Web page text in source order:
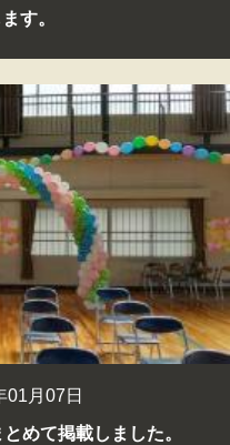
す。
01月07日
めて掲載しました。